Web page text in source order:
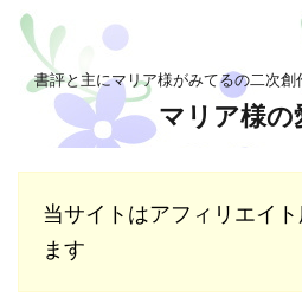
書評と主にマリア様がみてるの二次創
マリア様の
当サイトはアフィリエイ
ます